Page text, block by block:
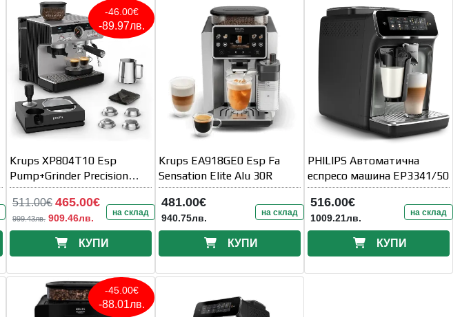
-46.00€
-89.97лв.
Krups XP804T10 Esp
Pump+Grinder Precision
Plus
511.00€ 465.00€
999.43лв. 909.46лв. на склад
КУПИ
Krups EA918GE0 Esp Fa
Sensation Elite Alu 30R
481.00€
940.75лв. на склад
КУПИ
PHILIPS Автоматична
еспресо машина EP3341/50
516.00€
1009.21лв. на склад
КУПИ
-45.00€
-88.01лв.